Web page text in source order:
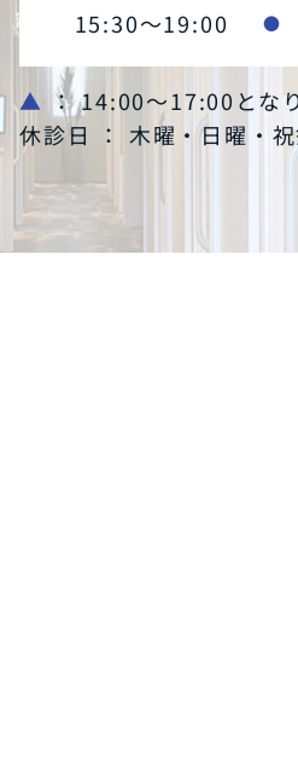
15:30～19:00 ●
▲ ： 14:00～17:00とな
休診日 ： 木曜・日曜・祝